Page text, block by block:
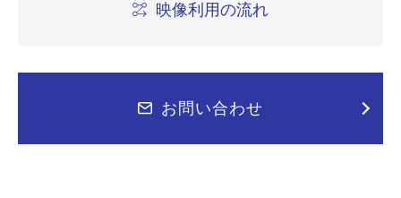
映像利用の流れ
お問い合わせ